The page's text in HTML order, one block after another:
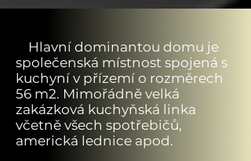
Hlavní dominantou domu je
společenská místnost spojená s
kuchyní v přízemí o rozměrech
56 m2. Mimořádně velká
zakázková kuchyňská linka
včetně všech spotřebičů,
americká lednice apod.